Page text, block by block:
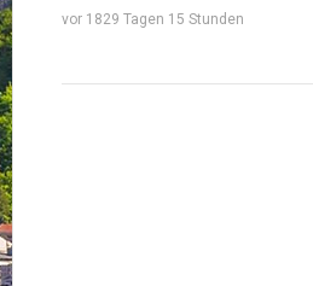
vor 1829 Tagen 15 Stunden